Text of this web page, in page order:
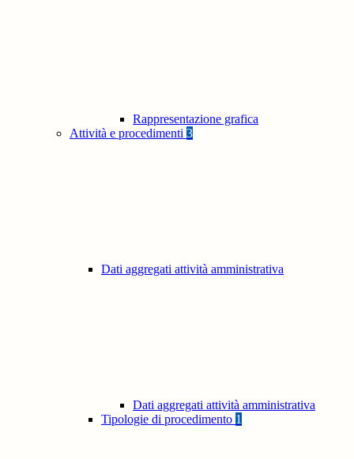
Rappresentazione grafica
Attività e procedimenti 3
Dati aggregati attività amministrativa
Dati aggregati attività amministrativa
Tipologie di procedimento 1